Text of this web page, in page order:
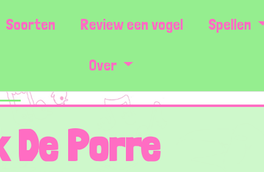
Soorten Review een vogel Spellen
Over
De Porre